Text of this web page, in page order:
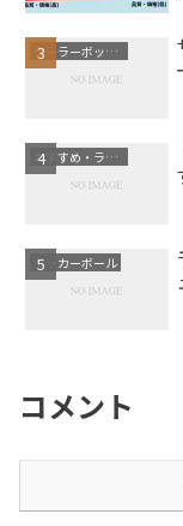
クーラーボックス
おすすめ・ランキング
サッカーボール
コメント